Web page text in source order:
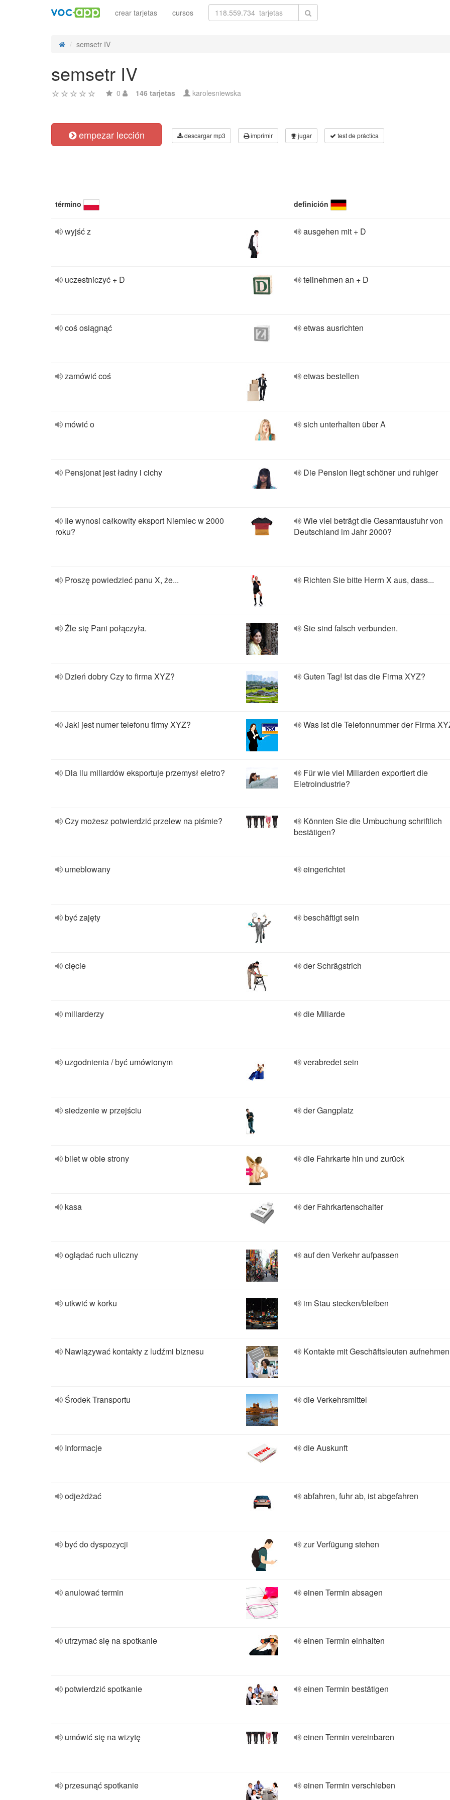
crear tarjetas cursos
semsetr IV
semsetr IV
0 146 tarjetas karolesniewska
empezar lección descargar mp3 imprimir jugar test de práctica
término definición
wyjść z ausgehen mit + D
uczestniczyć + D teilnehmen an + D
coś osiągnąć etwas ausrichten
zamówić coś etwas bestellen
mówić o sich unterhalten über A
Pensjonat jest ładny i cichy Die Pension liegt schöner und ruhiger
Ile wynosi całkowity eksport Niemiec w 2000
roku?
Wie viel beträgt die Gesamtausfuhr von
Deutschland im Jahr 2000?
Proszę powiedzieć panu X, że... Richten Sie bitte Herrn X aus, dass...
Źle się Pani połączyła. Sie sind falsch verbunden.
Dzień dobry Czy to firma XYZ? Guten Tag! Ist das die Firma XYZ?
Jaki jest numer telefonu firmy XYZ? Was ist die Telefonnummer der Firma
Dla ilu miliardów eksportuje przemysł eletro?
Für wie viel Miliarden exportiert die
Eletroindustrie?
Czy możesz potwierdzić przelew na piśmie?
Könnten Sie die Umbuchung schriftlich
bestätigen?
umeblowany eingerichtet
być zajęty beschäftigt sein
cięcie der Schrägstrich
miliarderzy die Miliarde
uzgodnienia / być umówionym verabredet sein
siedzenie w przejściu der Gangplatz
bilet w obie strony die Fahrkarte hin und zurück
kasa der Fahrkartenschalter
oglądać ruch uliczny auf den Verkehr aufpassen
utkwić w korku im Stau stecken/bleiben
Nawiązywać kontakty z ludźmi biznesu Kontakte mit Geschäftsleuten aufnehmen
Środek Transportu die Verkehrsmittel
Informacje die Auskunft
odjeżdżać abfahren, fuhr ab, ist abgefahren
być do dyspozycji zur Verfügung stehen
anulować termin einen Termin absagen
utrzymać się na spotkanie einen Termin einhalten
potwierdzić spotkanie einen Termin bestätigen
umówić się na wizytę einen Termin vereinbaren
przesunąć spotkanie einen Termin verschieben